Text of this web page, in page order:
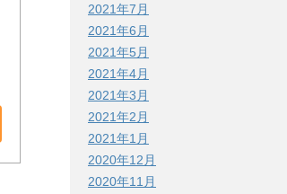
2021年7月
2021年6月
2021年5月
2021年4月
2021年3月
2021年2月
2021年1月
2020年12月
2020年11月